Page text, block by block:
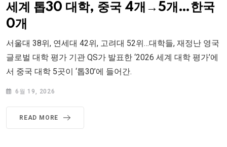
세계 톱30 대학, 중국 4개→5개…한국
0개
서울대 38위, 연세대 42위, 고려대 52위…대학들, 재정난 영국
글로벌 대학 평가 기관 QS가 발표한 ‘2026 세계 대학 평가’에
서 중국 대학 5곳이 ‘톱30’에 들어간.
6월 19, 2026
READ MORE